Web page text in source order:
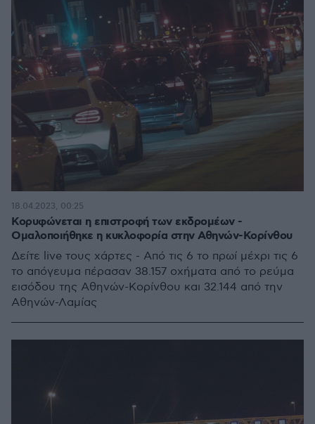
Κορυφώνεται η επιστροφή των εκδρομέων -
Ομαλοποιήθηκε η κυκλοφορία στην Αθηνών-Κορίνθου
Δείτε live τους χάρτες - Από τις 6 το πρωί μέχρι τις 6
το απόγευμα πέρασαν 38.157 οχήματα από το ρεύμα
εισόδου της Αθηνών-Κορίνθου και 32.144 από την
Αθηνών-Λαμίας
18.04.2023, 00:25